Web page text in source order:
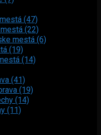
(47)
(22)
mestá (6)
(19)
(14)
(41)
(19)
(14)
(11)